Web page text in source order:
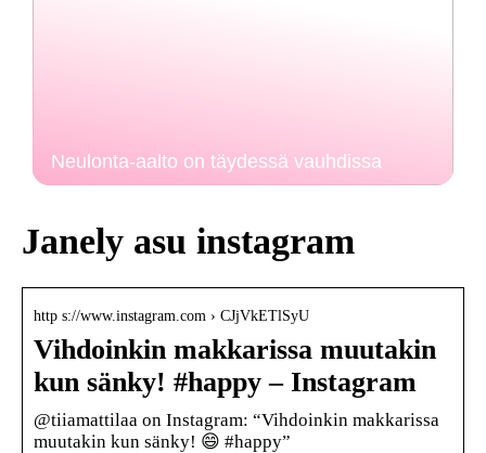
Neulonta-aalto on täydessä vauhdissa
Janely asu instagram
http s://www.instagram.com › CJjVkETlSyU
Vihdoinkin makkarissa muutakin
kun sänky! #happy – Instagram
@tiiamattilaa on Instagram: “Vihdoinkin makkarissa
muutakin kun sänky! 😄 #happy”